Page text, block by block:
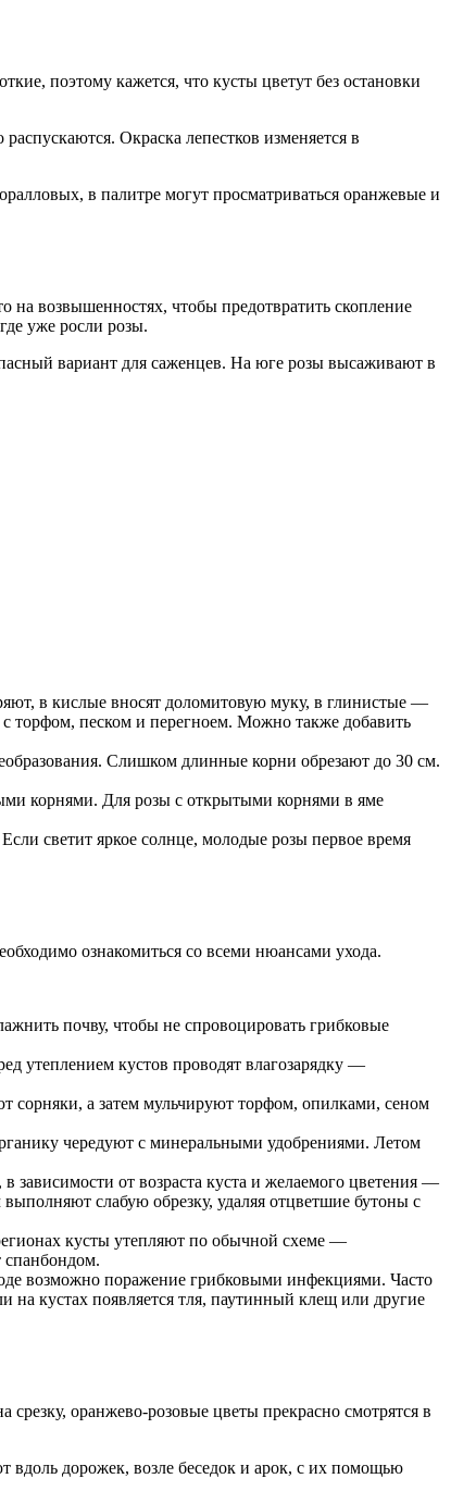
поэтому кажется, что кусты цветут без остановки
Окраска лепестков изменяется в
в палитре могут просматриваться оранжевые и
возвышенностях, чтобы предотвратить скопление
уже росли розы.
вариант для саженцев. На юге розы высаживают в
в кислые вносят доломитовую муку, в глинистые —
торфом, песком и перегноем. Можно также добавить
Слишком длинные корни обрезают до 30 см.
корнями. Для розы с открытыми корнями в яме
светит яркое солнце, молодые розы первое время
ознакомиться со всеми нюансами ухода.
почву, чтобы не спровоцировать грибковые
утеплением кустов проводят влагозарядку —
сорняки, а затем мульчируют торфом, опилками, сеном
чередуют с минеральными удобрениями. Летом
от возраста куста и желаемого цветения —
слабую обрезку, удаляя отцветшие бутоны с
кусты утепляют по обычной схеме —
возможно поражение грибковыми инфекциями. Часто
на кустах появляется тля, паутинный клещ или другие
оранжево-розовые цветы прекрасно смотрятся в
вдоль дорожек, возле беседок и арок, с их помощью